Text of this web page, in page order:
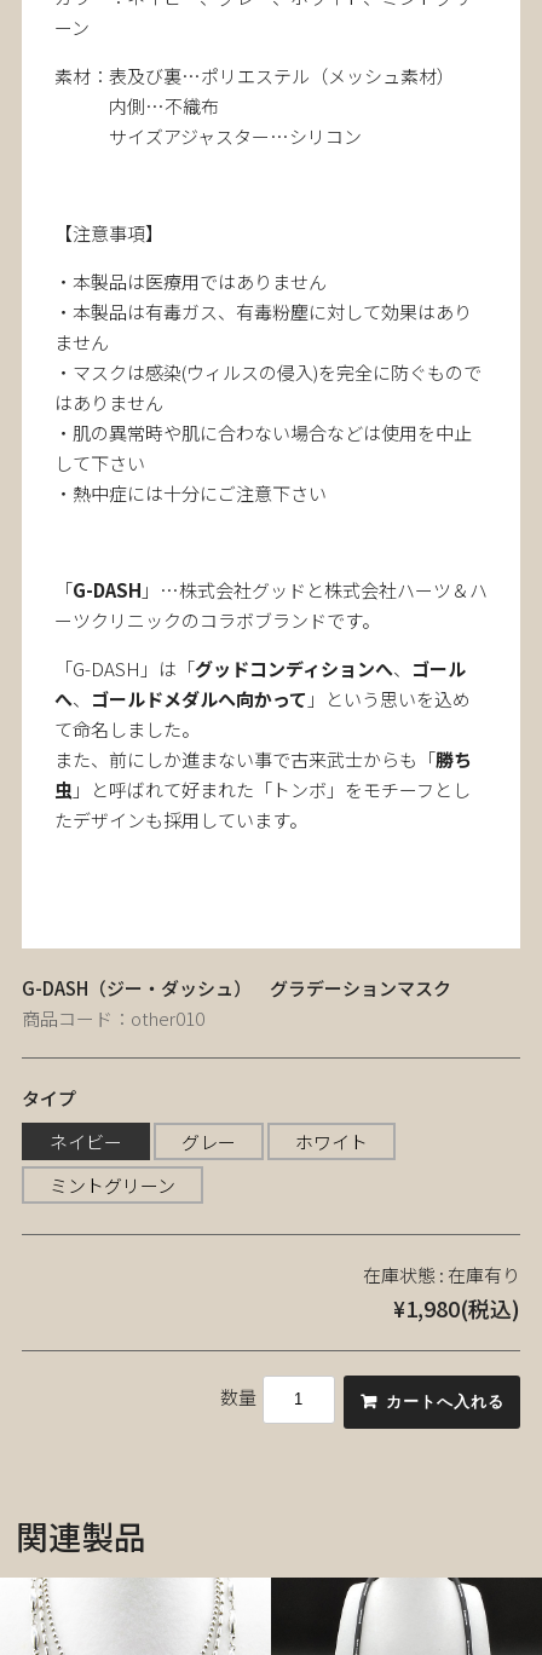
ーン
素材：表及び裏…ポリエステル（メッシュ素材）
内側…不織布
サイズアジャスター…シリコン
【注意事項】
・本製品は医療用ではありません
・本製品は有毒ガス、有毒粉塵に対して効果はあり
ません
・マスクは感染(ウィルスの侵入)を完全に防ぐもので
はありません
・肌の異常時や肌に合わない場合などは使用を中止
して下さい
・熱中症には十分にご注意下さい
「G-DASH 」…株式会社グッドと株式会社ハーツ＆ハ
ーツクリニックのコラボブランドです。
「G-DASH」は「グッドコンディションへ、
ゴール
へ、 ゴールドメダルへ向かって 」という思いを込め
て命名しました。
また、前にしか進まない事で古来武士からも「勝ち
虫 」と呼ばれて好まれた「トンボ」をモチーフとし
たデザインも採用しています。
G-DASH（ジー・ダッシュ） グラデーションマスク
商品コード：other010
タイプ
ネイビー
グレー
ホワイト
ミントグリーン
在庫状態 : 在庫有り
¥1,980(税込)
数量
関連製品